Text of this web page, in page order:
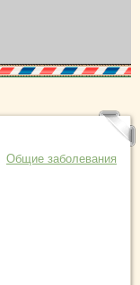
Общие заболевания